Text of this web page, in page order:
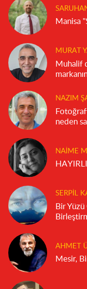
Manisa
MURAT
Muhalif
NAZIM
neden
NAIME
SERPIL
Bir
AHMET
Mesir,